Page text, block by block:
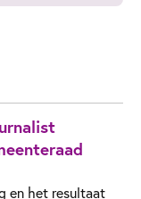
en het resultaat